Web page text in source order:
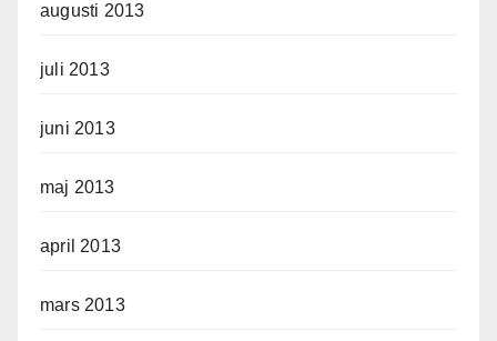
augusti 2013
juli 2013
juni 2013
maj 2013
april 2013
mars 2013